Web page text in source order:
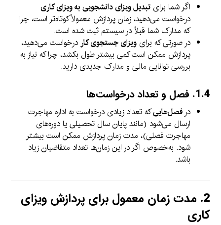
اگر شما برایتبدیل ویزای دانشجویی به ویزای کاری
درخواست می‌دهید، زمان پردازش معمولاً کوتاه‌تر است، چرا
که مدارک شما قبلاً در سیستم ثبت شده است.
در صورتی که برایویزای جستجوی کار درخواست می‌دهید،
پردازش ممکن است کمی بیشتر طول بکشد، چرا که نیاز به
بررسی توانایی مالی و مدارک جدیدی دارید.
1.4. فصل و تعداد درخواست‌ها
درفصل‌هاییکه تعداد زیادی درخواست به اداره مهاجرت
ارسال می‌شود (مانند پایان سال تحصیلی یا دوره‌های
مهاجرت فصلی)، مدت زمان پردازش ممکن است بیشتر
شود. به‌خصوص اگر در این زمان‌ها تعداد متقاضیان زیاد
باشد.
2. مدت زمان معمول برای پردازش ویزای
کاری